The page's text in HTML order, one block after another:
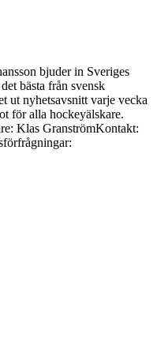
bjuder in Sveriges
bästa från svensk
ut nyhetsavsnitt varje vecka
för alla hockeyälskare.
Klas GranströmKontakt:
örfrågningar: